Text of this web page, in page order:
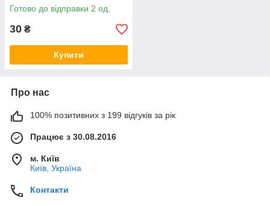
Готово до відправки 2 од.
30 ₴
Купити
Про нас
100% позитивних з 199 відгуків за рік
Працює з 30.08.2016
м. Київ
Київ, Україна
Контакти